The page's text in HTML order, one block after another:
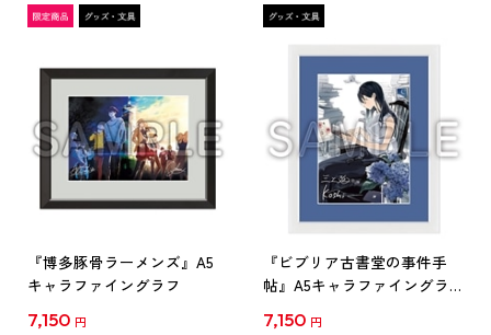
『博多豚骨ラーメンズ』A5
キャラファイングラフ
7,150 円
『ビブリア古書堂の事件手
帖』A5キャラファイングラ
7,150 円